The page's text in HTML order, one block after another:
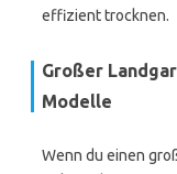
effizient trocknen.
Großer
Modelle
Wenn du einen